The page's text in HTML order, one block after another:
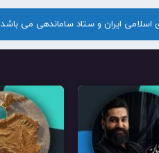
اسلامی ایران و ستاد ساماندهی می باشد